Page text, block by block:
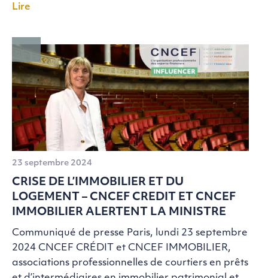
Lire
23 septembre 2024
CRISE DE L’IMMOBILIER ET DU
LOGEMENT – CNCEF CREDIT ET CNCEF
IMMOBILIER ALERTENT LA MINISTRE
Communiqué de presse Paris, lundi 23 septembre
2024 CNCEF CRÉDIT et CNCEF IMMOBILIER,
associations professionnelles de courtiers en prêts